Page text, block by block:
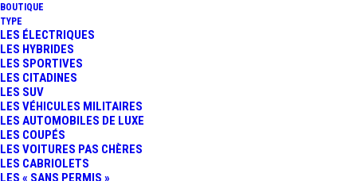
BOUTIQUE
TYPE
LES ÉLECTRIQUES
LES HYBRIDES
LES SPORTIVES
LES CITADINES
LES SUV
LES VÉHICULES MILITAIRES
LES AUTOMOBILES DE LUXE
LES COUPÉS
LES VOITURES PAS CHÈRES
LES CABRIOLETS
LES « SANS PERMIS »